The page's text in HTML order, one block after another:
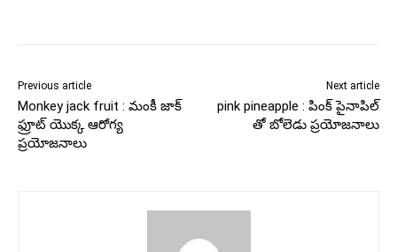
Previous article
Monkey jack fruit : మంకీ జాక్
ఫ్రూట్ యొక్క ఆరోగ్య
ప్రయోజనాలు
Next article
pink pineapple : పింక్ పైనాపిల్
తో బోలెడు ప్రయోజనాలు